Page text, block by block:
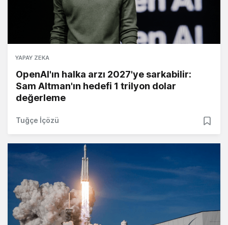
YAPAY ZEKA
OpenAI'ın halka arzı 2027'ye sarkabilir:
Sam Altman'ın hedefi 1 trilyon dolar
değerleme
Tuğçe İçözü